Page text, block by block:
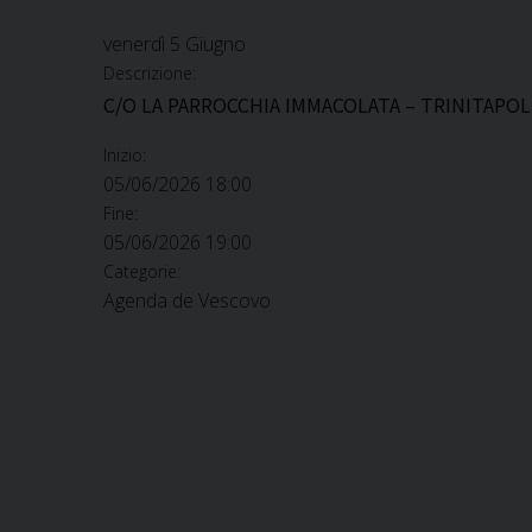
venerdì 5 Giugno
Descrizione:
C/O LA PARROCCHIA IMMACOLATA –
Inizio:
05/06/2026 18:00
Fine:
05/06/2026 19:00
Categorie:
Agenda de Vescovo